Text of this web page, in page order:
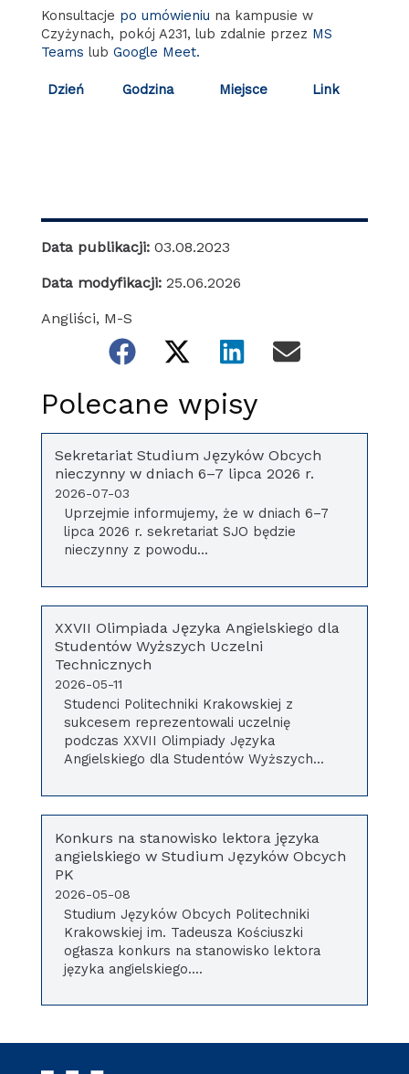
Konsultacje po umówieniu na kampusie w
Czyżynach, pokój A231, lub zdalnie przez MS
Teams lub Google Meet.
Dzień Godzina Miejsce Link
Data publikacji: 03.08.2023
Data modyfikacji: 25.06.2026
Angliści, M-S
Polecane wpisy
Sekretariat Studium Języków Obcych
nieczynny w dniach 6–7 lipca 2026 r.
2026-07-03
Uprzejmie informujemy, że w dniach 6–7
lipca 2026 r. sekretariat SJO będzie
nieczynny z powodu...
XXVII Olimpiada Języka Angielskiego dla
Studentów Wyższych Uczelni
Technicznych
2026-05-11
Studenci Politechniki Krakowskiej z
sukcesem reprezentowali uczelnię
podczas XXVII Olimpiady Języka
Angielskiego dla Studentów Wyższych...
Konkurs na stanowisko lektora języka
angielskiego w Studium Języków Obcych
PK
2026-05-08
Studium Języków Obcych Politechniki
Krakowskiej im. Tadeusza Kościuszki
ogłasza konkurs na stanowisko lektora
języka angielskiego....